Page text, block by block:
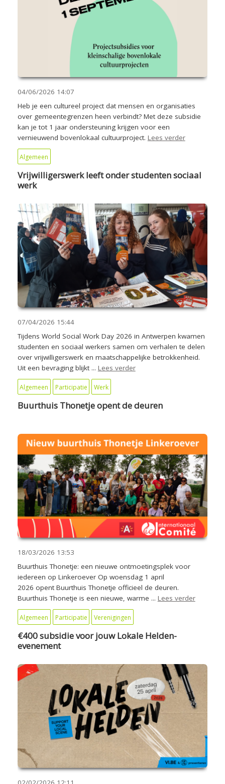
04/06/2026 14:07
Heb je een cultureel project dat mensen en organisaties
over gemeentegrenzen heen verbindt? Met deze subsidie
kan je tot 1 jaar ondersteuning krijgen voor een
vernieuwend bovenlokaal cultuurproject. Lees verder
Algemeen
Vrijwilligerswerk leeft onder studenten sociaal
werk
07/04/2026 15:44
Tijdens World Social Work Day 2026 in Antwerpen kwamen
studenten en sociaal werkers samen om verhalen te delen
over vrijwilligerswerk en maatschappelijke betrokkenheid.
Uit een bevraging blijkt ... Lees verder
Algemeen Participatie Werk
Buurthuis Thonetje opent de deuren
18/03/2026 13:53
Buurthuis Thonetje: een nieuwe ontmoetingsplek voor
iedereen op Linkeroever Op woensdag 1 april
2026 opent Buurthuis Thonetje officieel de deuren.
Buurthuis Thonetje is een nieuwe, warme ... Lees verder
Algemeen Participatie Verenigingen
€400 subsidie voor jouw Lokale Helden-
evenement